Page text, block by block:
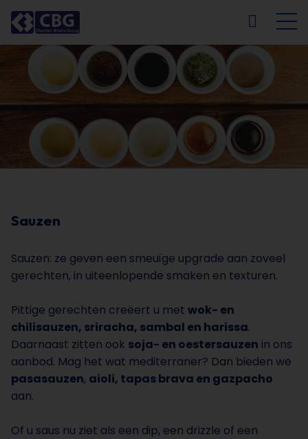
EN DE
Sauzen
Sauzen: ze geven een smeuïge upgrade aan zoveel
gerechten, in uiteenlopende smaken en texturen.
Pittige gerechten creëert u met wok- en
chilisauzen, sriracha, sambal en harissa.
Daarnaast zitten ook soja- en oestersauzen in ons
aanbod. Mag het wat mediterraner? Dan bieden we
pasasauzen, aioli, tapas brava en gazpacho
aan.
Of u saus nu ziet als een dip, een drizzle of een